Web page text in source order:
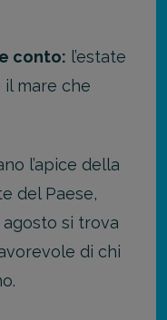
conto: l’estate
il mare che
l’apice della
del Paese,
si trova
di chi